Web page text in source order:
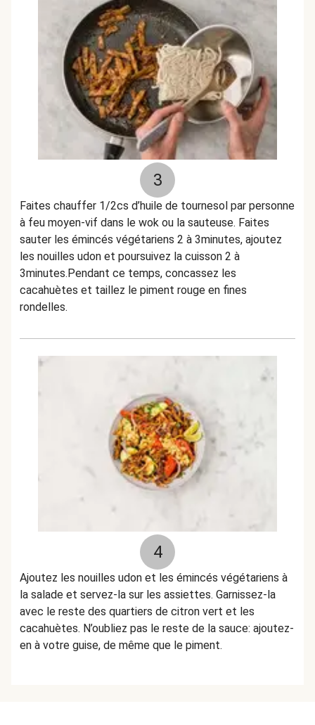
3
Faites chauffer 1/2cs d’huile de tournesol par personne
à feu moyen-vif dans le wok ou la sauteuse. Faites
sauter les émincés végétariens 2 à 3minutes, ajoutez
les nouilles udon et poursuivez la cuisson 2 à
3minutes.Pendant ce temps, concassez les
cacahuètes et taillez le piment rouge en fines
rondelles.
4
Ajoutez les nouilles udon et les émincés végétariens à
la salade et servez-la sur les assiettes. Garnissez-la
avec le reste des quartiers de citron vert et les
cacahuètes. N’oubliez pas le reste de la sauce: ajoutez-
en à votre guise, de même que le piment.